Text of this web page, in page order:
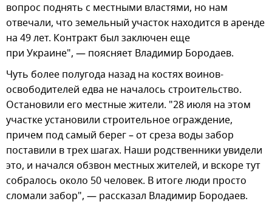
вопрос поднять с местными властями, но нам
отвечали, что земельный участок находится в аренде
на 49 лет. Контракт был заключен еще
при Украине", — поясняет Владимир Бородаев.
Чуть более полугода назад на костях воинов-
освободителей едва не началось строительство.
Остановили его местные жители. "28 июля на этом
участке установили строительное ограждение,
причем под самый берег – от среза воды забор
поставили в трех шагах. Наши родственники увидели
это, и начался обзвон местных жителей, и вскоре тут
собралось около 50 человек. В итоге люди просто
сломали забор", — рассказал Владимир Бородаев.